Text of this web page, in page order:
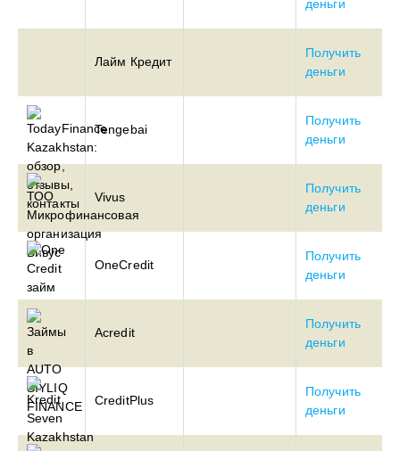
деньги
Лайм Кредит
Получить
деньги
Tengebai
Получить
деньги
Vivus
Получить
деньги
OneCredit
Получить
деньги
Acredit
Получить
деньги
CreditPlus
Получить
деньги